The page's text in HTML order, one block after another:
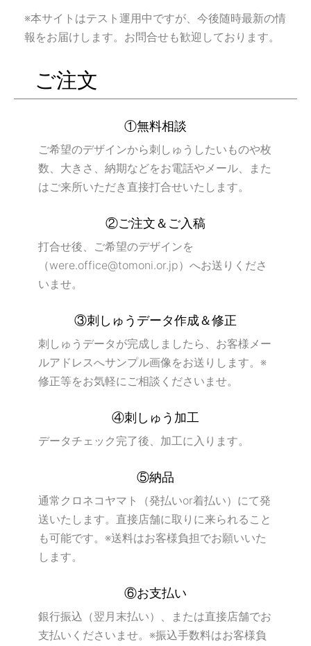
※本サイトはテスト運用中ですが、今後随時最新の情
報をお届けします。お問合せも歓迎しております。
ご注文
①無料相談
ご希望のデザインから刺しゅうしたいものや枚
数、大きさ、納期などをお電話やメール、また
はご来所いただき直接打合せいたします。
②ご注文＆ご入稿
打合せ後、ご希望のデザインを
（were.office@tomoni.or.jp）へお送りくださ
いませ。
③刺しゅうデータ作成＆修正
刺しゅうデータが完成しましたら、お客様メー
ルアドレスへサンプル画像をお送りします。※
修正等をお気軽にご相談くださいませ。
④刺しゅう加工
データチェック完了後、加工に入ります。
⑤納品
通常クロネコヤマト（発払いor着払い）にて発
送いたします。直接店舗に取りに来られること
も可能です。※送料はお客様負担でお願いいた
します。
⑥お支払い
銀行振込（翌月末払い）、または直接店舗でお
支払いくださいませ。※振込手数料はお客様負